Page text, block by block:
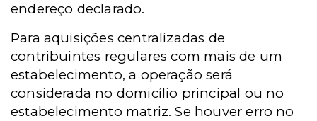
endereço declarado.
Para aquisições centralizadas de
contribuintes regulares com mais de um
estabelecimento, a operação será
considerada no domicílio principal ou no
estabelecimento matriz. Se houver erro no